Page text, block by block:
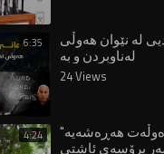
6:35 لە نێوان هەوڵی
لەناوبردن و بە
24 Views
4:24 "بێدەنگی دەوڵەت هەڕەشەیە